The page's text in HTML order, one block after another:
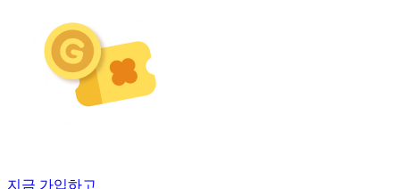
지금 가입하고